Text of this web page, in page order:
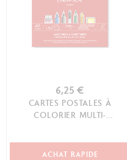
6,25 €
CARTES POSTALES À
COLORIER MULTI-
ACHAT RAPIDE